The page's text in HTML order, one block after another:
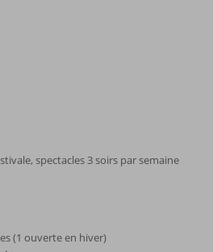
spectacles 3 soirs par semaine
(1 ouverte en hiver)